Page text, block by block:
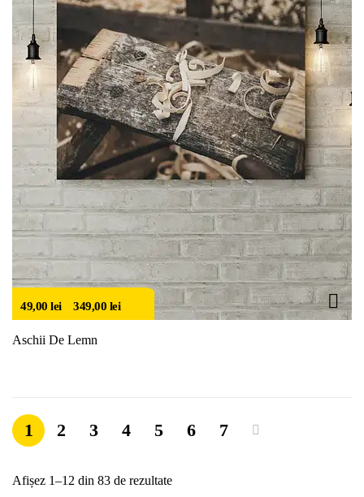
49,00 lei– 349,00 lei
Aschii De Lemn
1 2 3 4 5 6 7
Afișez 1–12 din 83 de rezultate